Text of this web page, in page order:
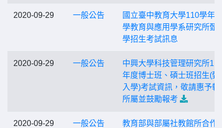
2020-09-29 一般公告
國立臺中教育大學110學年
學教育與應用學系研究所甄
學招生考試訊息
2020-09-29 一般公告
中興大學科技管理研究所
年度博士班、碩士班招生(甄
入學)考試資訊，敬請惠予轉
所屬並鼓勵報考
2020-09-29 一般公告
教育部與部屬社教館所合作